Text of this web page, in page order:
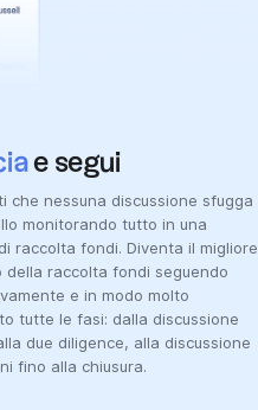
e segui
che nessuna discussione sfugga
monitorando tutto in una
raccolta fondi. Diventa il migliore
della raccolta fondi seguendo
e in modo molto
tutte le fasi: dalla discussione
due diligence, alla discussione
fino alla chiusura.